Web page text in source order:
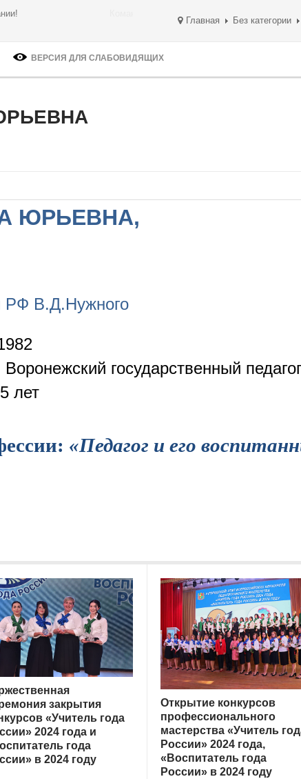
Главная Без категории
ВЕРСИЯ ДЛЯ СЛАБОВИДЯЩИХ
ЮРЬЕВНА,
В.Д.Нужного
государственный
5 лет
«Педагог и его
закрытия
«Учитель года
2024 года и
года
в 2024 году
Открытие конкурсов
профессионального
мастерства «Учитель
России» 2024 года,
«Воспитатель года
России» в 2024 году